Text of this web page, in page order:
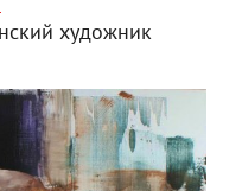
художник